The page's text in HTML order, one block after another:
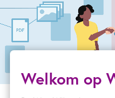
Welkom op